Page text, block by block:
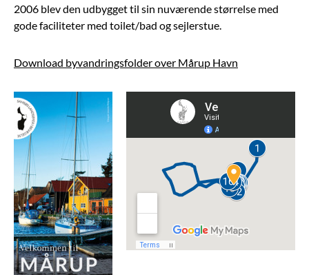
2006 blev den udbygget til sin nuværende størrelse med
gode faciliteter med toilet/bad og sejlerstue.
Download byvandringsfolder over Mårup Havn